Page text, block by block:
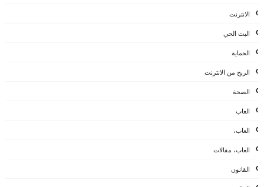
الانترنت
البث الحي
الحماية
الربح من الانترنت
الصحة
العاب
العاب،
العاب، مقالات
القانون